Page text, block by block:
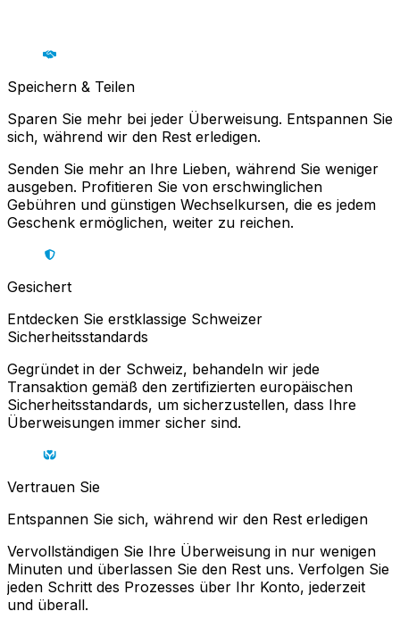
Speichern & Teilen
Sparen Sie mehr bei jeder Überweisung. Entspannen Sie
sich, während wir den Rest erledigen.
Senden Sie mehr an Ihre Lieben, während Sie weniger
ausgeben. Profitieren Sie von erschwinglichen
Gebühren und günstigen Wechselkursen, die es jedem
Geschenk ermöglichen, weiter zu reichen.
Gesichert
Entdecken Sie erstklassige Schweizer
Sicherheitsstandards
Gegründet in der Schweiz, behandeln wir jede
Transaktion gemäß den zertifizierten europäischen
Sicherheitsstandards, um sicherzustellen, dass Ihre
Überweisungen immer sicher sind.
Vertrauen Sie
Entspannen Sie sich, während wir den Rest erledigen
Vervollständigen Sie Ihre Überweisung in nur wenigen
Minuten und überlassen Sie den Rest uns. Verfolgen Sie
jeden Schritt des Prozesses über Ihr Konto, jederzeit
und überall.